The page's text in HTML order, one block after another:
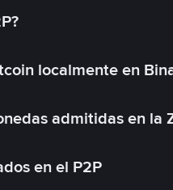
localmente en
admitidas en la
en el P2P